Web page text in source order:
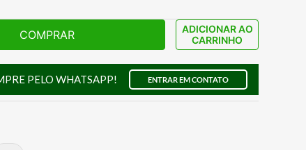
COMPRAR
ADICIONAR AO
CARRINHO
PELO WHATSAPP! ENTRAR EM CONTATO